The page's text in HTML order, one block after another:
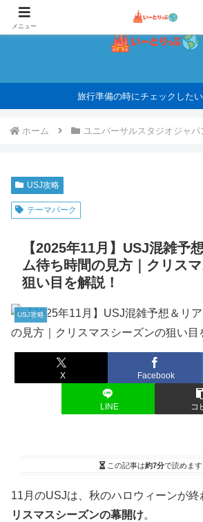
旅行準備の時にチェックした
ホーム ユニバーサルスタジオジャパ
USJ攻略
テーマパーク
【2025年11月】USJ混雑予
ム待ち時間の見方｜クリス
狙い目を解説！
USJ攻略
X Facebook
LINE コ
この記事は約7分で読めます
11月のUSJは、秋のハロウィーンが終
リスマスシーズンの幕開け。
メニュー